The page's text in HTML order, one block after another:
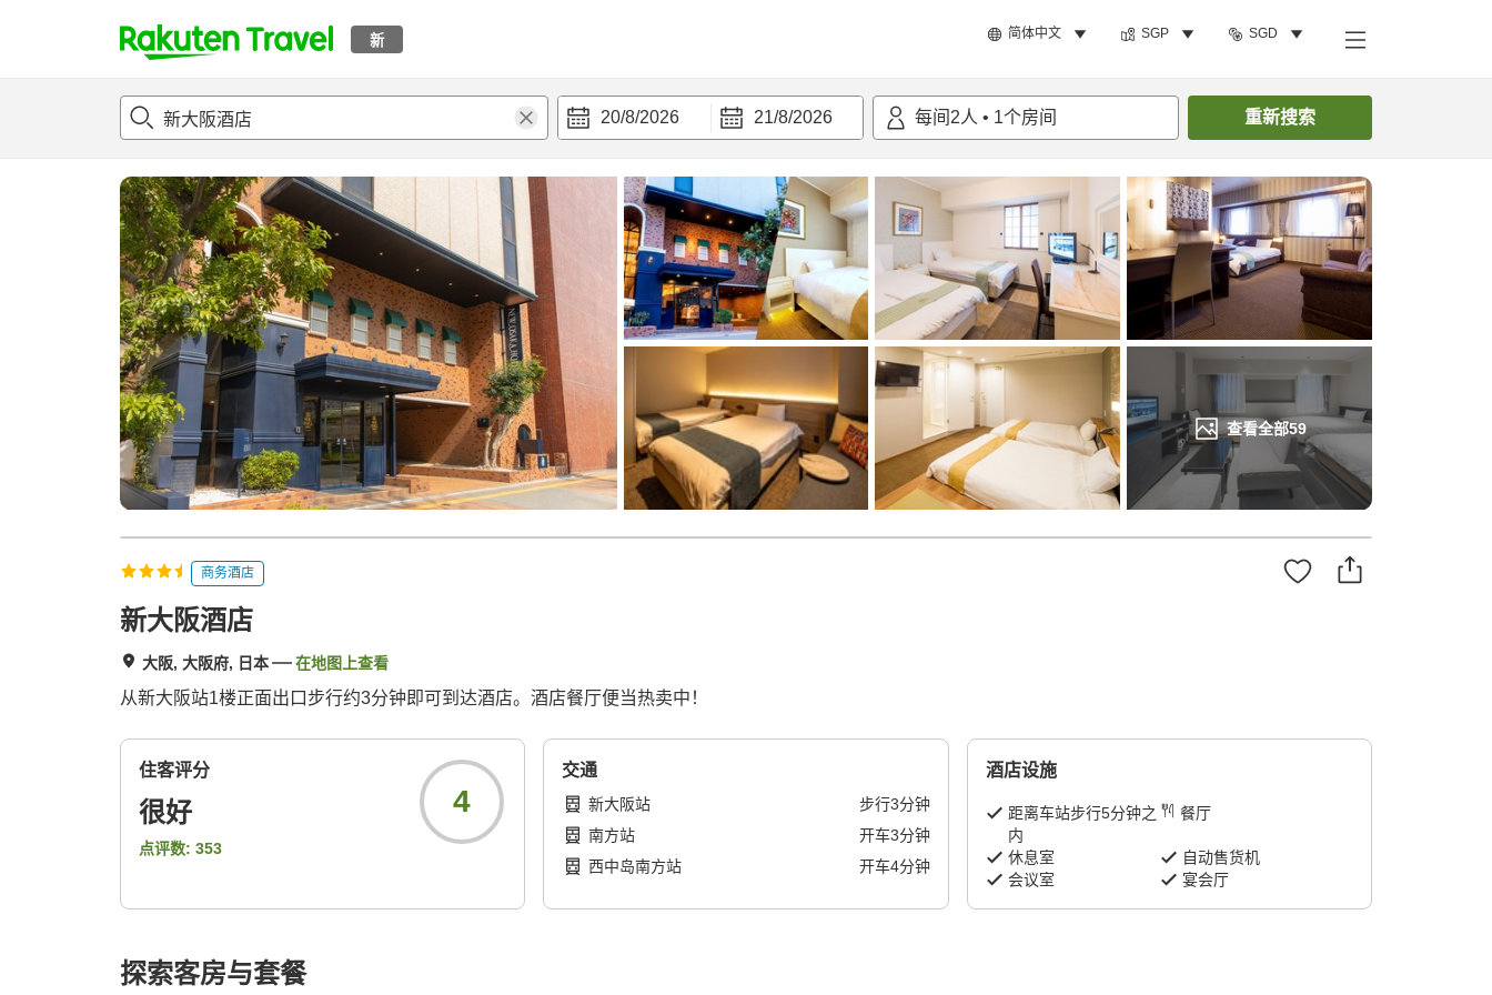
新 简体中文 SGP SGD
t
p
a
g
e
_
s
e
a
r
c
h
20/8/2026 21/8/2026 每间 2人 • 1个房间 重新搜索
查看全部59
概况 客房及住宿套餐 搜索客房
商务酒店
新大阪酒店
大阪, 大阪府, 日本 在地图上查看
从新大阪站1楼正面出口步行约3分钟即可到达酒店。酒店餐厅便当热卖中！
住客评分
很好
点评数: 353
4
交通
新大阪站 步行3分钟
南方站
开车3分钟
西中岛南方站
开车4分钟
酒店设施
距离车站步行5分钟之
内
餐厅
休息室
自动售货机
会议室
宴会厅
探索客房与套餐